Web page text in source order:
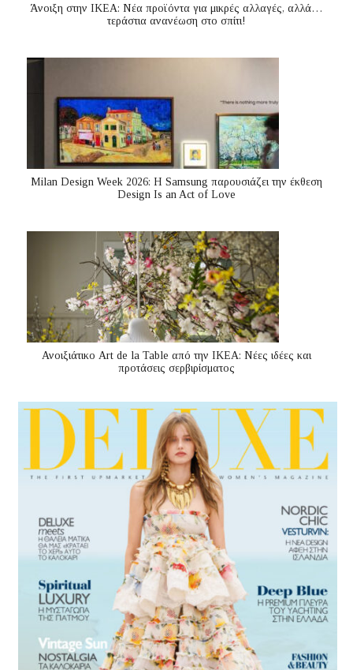
Άνοιξη στην ΙΚΕΑ: Νέα προϊόντα για μικρές αλλαγές, αλλά…
τεράστια ανανέωση στο σπίτι!
Milan Design Week 2026: Η Samsung παρουσιάζει την έκθεση
Design Is an Act of Love
Ανοιξιάτικο Art de la Table από την ΙΚΕΑ: Νέες ιδέες και
προτάσεις σερβιρίσματος